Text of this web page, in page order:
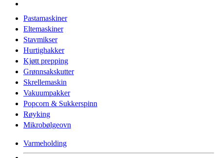
Pastamaskiner
Eltemaskiner
Stavmikser
Hurtighakker
Kjøtt prepping
Grønnsakskutter
Skrellemaskin
Vakuumpakker
Popcorn & Sukkerspinn
Røyking
Mikrobølgeovn
Varmeholding